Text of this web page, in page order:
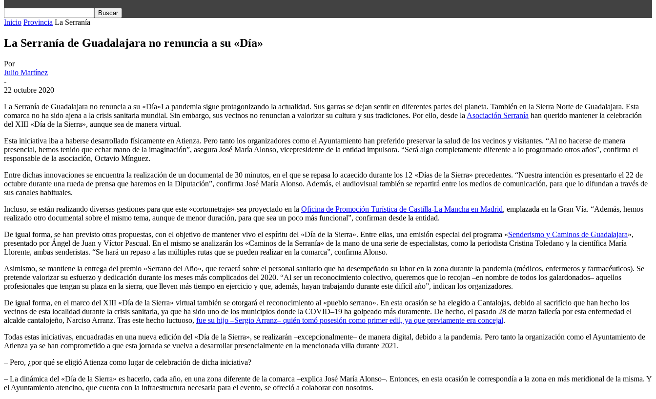
Inicio Provincia La Serranía
La Serranía de Guadalajara no renuncia a su «Día»
Por
Julio Martínez
-
22 octubre 2020
La Serranía de Guadalajara no renuncia a su «Día»La pandemia sigue protagonizando la actualidad. Sus garras se dejan sentir en diferentes partes del planeta. También en la Sierra Norte de Guadalajara. Esta
comarca no ha sido ajena a la crisis sanitaria mundial. Sin embargo, sus vecinos no renuncian a valorizar su cultura y sus tradiciones. Por ello, desde la Asociación Serranía han querido mantener la celebración
del XIII «Día de la Sierra», aunque sea de manera virtual.
Esta iniciativa iba a haberse desarrollado físicamente en Atienza. Pero tanto los organizadores como el Ayuntamiento han preferido preservar la salud de los vecinos y visitantes. “Al no hacerse de manera
presencial, hemos tenido que echar mano de la imaginación”, asegura José María Alonso, vicepresidente de la entidad impulsora. “Será algo completamente diferente a lo programado otros años”, confirma el
responsable de la asociación, Octavio Mínguez.
Entre dichas innovaciones se encuentra la realización de un documental de 30 minutos, en el que se repasa lo acaecido durante los 12 «Días de la Sierra» precedentes. “Nuestra intención es presentarlo el 22 de
octubre durante una rueda de prensa que haremos en la Diputación”, confirma José María Alonso. Además, el audiovisual también se repartirá entre los medios de comunicación, para que lo difundan a través de
sus canales habituales.
Incluso, se están realizando diversas gestiones para que este «cortometraje» sea proyectado en la Oficina de Promoción Turística de Castilla-La Mancha en Madrid, emplazada en la Gran Vía. “Además, hemos
realizado otro documental sobre el mismo tema, aunque de menor duración, para que sea un poco más funcional”, confirman desde la entidad.
De igual forma, se han previsto otras propuestas, con el objetivo de mantener vivo el espíritu del «Día de la Sierra». Entre ellas, una emisión especial del programa «Senderismo y Caminos de Guadalajara»,
presentado por Ángel de Juan y Víctor Pascual. En el mismo se analizarán los «Caminos de la Serranía» de la mano de una serie de especialistas, como la periodista Cristina Toledano y la científica María
Llorente, ambas senderistas. “Se hará un repaso a las múltiples rutas que se pueden realizar en la comarca”, confirma Alonso.
Asimismo, se mantiene la entrega del premio «Serrano del Año», que recaerá sobre el personal sanitario que ha desempeñado su labor en la zona durante la pandemia (médicos, enfermeros y farmacéuticos). Se
pretende valorizar su esfuerzo y dedicación durante los meses más complicados del 2020. “Al ser un reconocimiento colectivo, queremos que lo recojan –en nombre de todos los galardonados– aquellos
profesionales que tengan su plaza en la sierra, que lleven más tiempo en ejercicio y que, además, hayan trabajando durante este difícil año”, indican los organizadores.
De igual forma, en el marco del XIII «Día de la Sierra» virtual también se otorgará el reconocimiento al «pueblo serrano». En esta ocasión se ha elegido a Cantalojas, debido al sacrificio que han hecho los
vecinos de esta localidad durante la crisis sanitaria, ya que ha sido uno de los municipios donde la COVID–19 ha golpeado más duramente. De hecho, el pasado 28 de marzo fallecía por esta enfermedad el
alcalde cantalojeño, Narciso Arranz. Tras este hecho luctuoso, fue su hijo –Sergio Arranz– quién tomó posesión como primer edil, ya que previamente era concejal.
Todas estas iniciativas, encuadradas en una nueva edición del «Día de la Sierra», se realizarán –excepcionalmente– de manera digital, debido a la pandemia. Pero tanto la organización como el Ayuntamiento de
Atienza ya se han comprometido a que esta jornada se vuelva a desarrollar presencialmente en la mencionada villa durante 2021.
– Pero, ¿por qué se eligió Atienza como lugar de celebración de dicha iniciativa?
– La dinámica del «Día de la Sierra» es hacerlo, cada año, en una zona diferente de la comarca –explica José María Alonso–. Entonces, en esta ocasión le correspondía a la zona en más meridional de la misma. Y
el Ayuntamiento atencino, que cuenta con la infraestructura necesaria para el evento, se ofreció a colaborar con nosotros.